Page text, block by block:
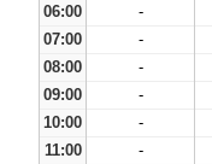
06:00
-
07:00
-
08:00
-
09:00
-
10:00
-
11:00
-